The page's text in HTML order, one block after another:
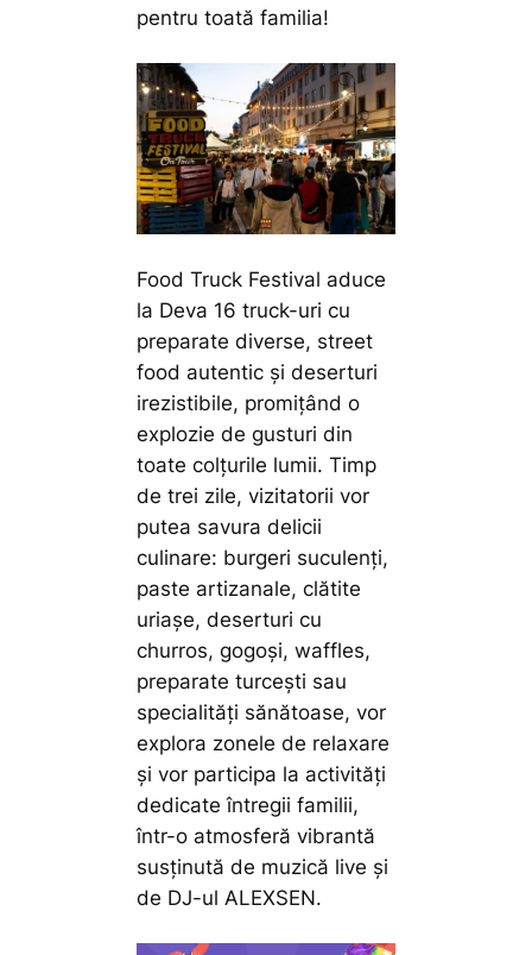
pentru toată familia!
Food Truck Festival aduce
la Deva 16 truck-uri cu
preparate diverse, street
food autentic și deserturi
irezistibile, promițând o
explozie de gusturi din
toate colțurile lumii. Timp
de trei zile, vizitatorii vor
putea savura delicii
culinare: burgeri suculenți,
paste artizanale, clătite
uriașe, deserturi cu
churros, gogoși, waffles,
preparate turcești sau
specialități sănătoase, vor
explora zonele de relaxare
și vor participa la activități
dedicate întregii familii,
într-o atmosferă vibrantă
susținută de muzică live și
de DJ-ul ALEXSEN.